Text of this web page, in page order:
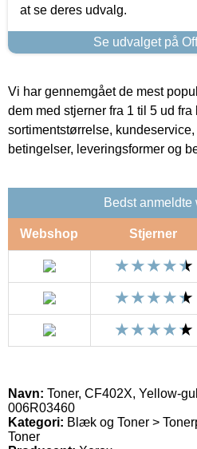
at se deres udvalg.
Se udvalget på
Vi har gennemgået de mest
dem med stjerner fra 1 til 5 ud
sortimentstørrelse,
betingelser, leveringsformer og
Bedst anmeldte
Webshop Stjerner
Navn: Toner, CF402X, Yellow-
006R03460
Kategori: Blæk og Toner >
Toner